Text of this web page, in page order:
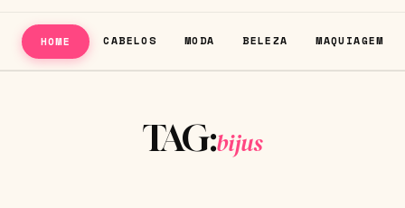
HOME CABELOS MODA BELEZA MAQUIAGEM
TAG:bijus